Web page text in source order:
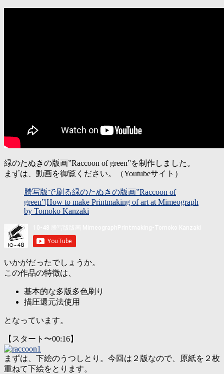
緑のたぬきの版画”Raccoon of green”を制作しました。
まずは、動画を御覧ください。（Youtubeサイト）
謄写版で刷る緑のたぬきの版画”Raccoon of
green”|How to make Printmaking of art at Mimeograph
by Tomoko Kanzaki
いかがだったでしょうか。
この作品の特徴は、
基本的な多版多色刷り
描圧還元法使用
となっています。
【スタート〜00:16】
まずは、下絵のうつしとり。今回は２版なので、原紙を２枚
重ねて下絵をとります。